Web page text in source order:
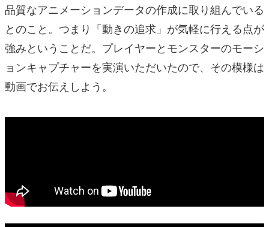
品質なアニメーションデータの作成に取り組んでいる
とのこと。つまり「動きの追求」が気軽に行える点が
強みということだ。プレイヤーとモンスターのモーシ
ョンキャプチャーを実演いただいたので、その模様は
動画でお伝えしよう。